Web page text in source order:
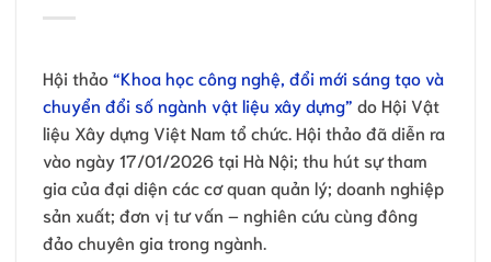
Hội thảo“Khoa học công nghệ, đổi mới sáng tạo và
chuyển đổi số ngành vật liệu xây dựng” do Hội Vật
liệu Xây dựng Việt Nam tổ chức. Hội thảo đã diễn ra
vào ngày 17/01/2026 tại Hà Nội; thu hút sự tham
gia của đại diện các cơ quan quản lý; doanh nghiệp
sản xuất; đơn vị tư vấn – nghiên cứu cùng đông
đảo chuyên gia trong ngành.